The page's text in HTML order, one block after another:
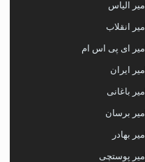
امیر الیاس
امیر انقلاب
امیر ای پی اس ام
امیر ایران
امیر باغانی
امیر برسان
امیر بهادر
امیر پوستچی